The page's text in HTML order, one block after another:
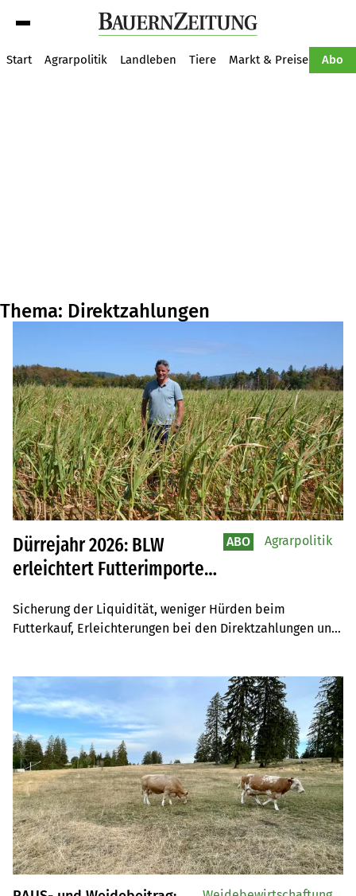
Start Agrarpolitik Landleben Tiere Markt & Preise Abo
Thema: Direktzahlungen
Dürrejahr 2026: BLW
erleichtert Futterimporte
Sicherung der Liquidität, weniger Hürden beim
Futterkauf, Erleichterungen bei den Direktzahlungen und
schwierig.
ABO Agrarpolitik